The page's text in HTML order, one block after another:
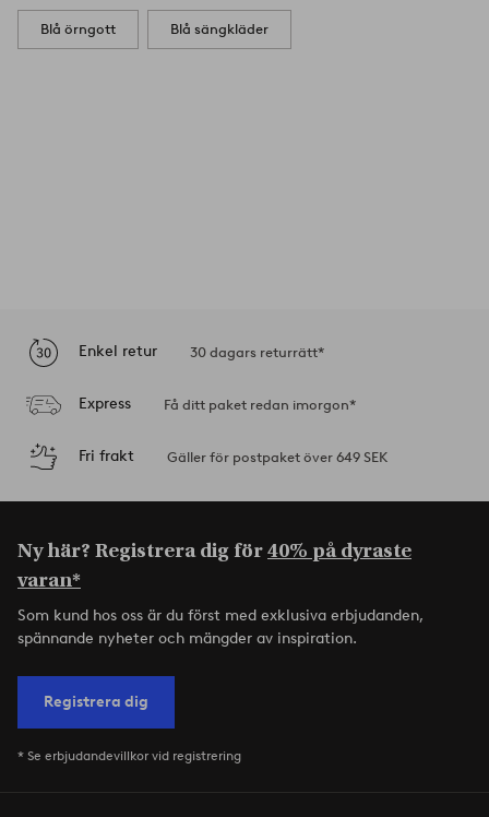
Blå örngott Blå sängkläder
Enkel retur 30 dagars returrätt*
Express Få ditt paket redan imorgon*
Fri frakt Gäller för postpaket över 649 SEK
Ny här? Registrera dig för40% på dyraste
varan*
Som kund hos oss är du först med exklusiva erbjudanden,
spännande nyheter och mängder av inspiration.
Registrera dig
* Se erbjudandevillkor vid registrering